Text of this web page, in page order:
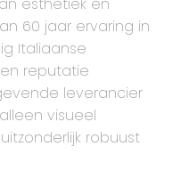
60 jaar ervaring in
Italiaanse
reputatie
leverancier
visueel
robuust